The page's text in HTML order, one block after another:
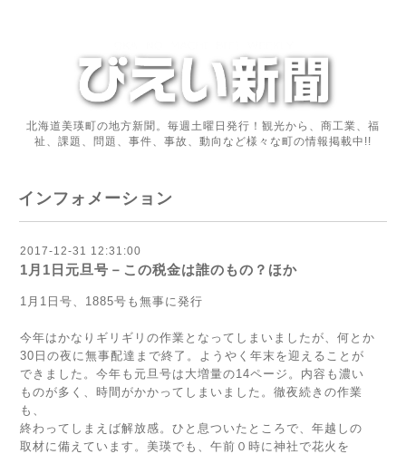
北海道美瑛町の地方新聞。毎週土曜日発行！観光から、商工業、福
祉、課題、問題、事件、事故、動向など様々な町の情報掲載中!!
インフォメーション
2017-12-31 12:31:00
1月1日元旦号－この税金は誰のもの？ほか
1月1日号、1885号も無事に発行
今年はかなりギリギリの作業となってしまいましたが、何とか
30日の夜に無事配達まで終了。ようやく年末を迎えることが
できました。今年も元旦号は大増量の14ページ。内容も濃い
ものが多く、時間がかかってしまいました。徹夜続きの作業
も、
終わってしまえば解放感。ひと息ついたところで、年越しの
取材に備えています。美瑛でも、午前０時に神社で花火を